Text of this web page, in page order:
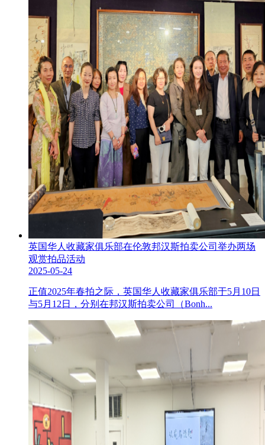
英国华人收藏家俱乐部在伦敦邦汉斯拍卖公司举办两场
观赏拍品活动
2025-05-24
正值2025年春拍之际，英国华人收藏家俱乐部于5月10日
与5月12日，分别在邦汉斯拍卖公司（Bonh...